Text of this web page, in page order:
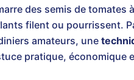
des semis de tomates
filent ou pourrissent.
amateurs, une
pratique, économique